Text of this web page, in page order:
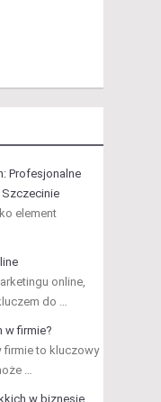
Profesjonalne
Szczecinie
element
online,
do …
w firmie?
firmie to kluczowy
…
w biznesie